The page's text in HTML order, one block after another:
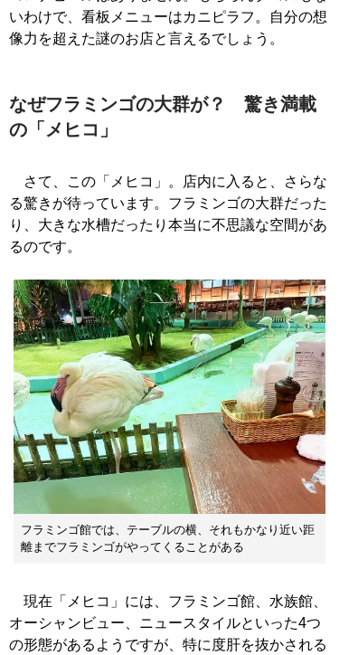
いわけで、看板メニューはカニピラフ。自分の想
像力を超えた謎のお店と言えるでしょう。
なぜフラミンゴの大群が？ 驚き満載
の「メヒコ」
さて、この「メヒコ」。店内に入ると、さらな
る驚きが待っています。フラミンゴの大群だった
り、大きな水槽だったり本当に不思議な空間があ
るのです。
フラミンゴ館では、テーブルの横、それもかなり近い距
離までフラミンゴがやってくることがある
現在「メヒコ」には、フラミンゴ館、水族館、
オーシャンビュー、ニュースタイルといった4つ
の形態があるようですが、特に度肝を抜かされる